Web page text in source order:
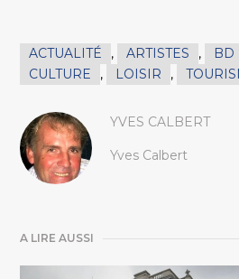
ACTUALITÉ , ARTISTES , BD
CULTURE
, LOISIR ,
YVES CALBERT
Yves Calbert
A LIRE AUSSI